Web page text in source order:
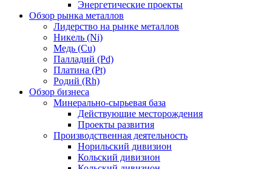
Энергетические проекты
Обзор рынка металлов
Лидерство на рынке металлов
Никель (Ni)
Медь (Cu)
Палладий (Pd)
Платина (Pt)
Родий (Rh)
Обзор бизнеса
Минерально-сырьевая база
Действующие месторождения
Проекты развития
Производственная деятельность
Норильский дивизион
Кольский дивизион